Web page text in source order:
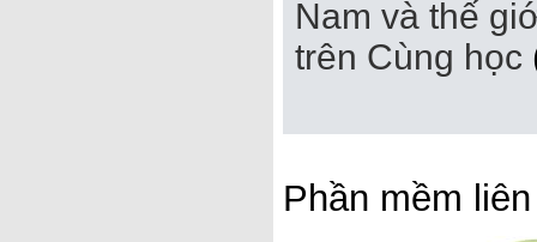
Nam và thế
trên Cùng học
Phần mềm